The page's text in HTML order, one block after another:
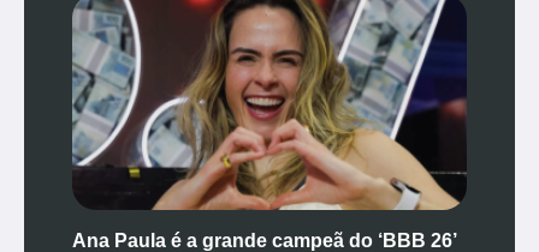
Ana Paula é a grande campeã do ‘BBB 26’